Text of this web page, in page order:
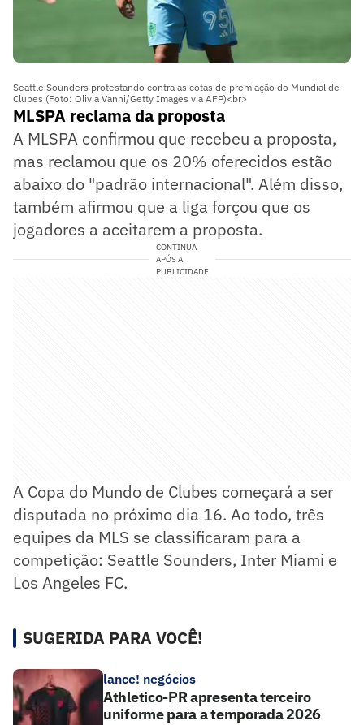
Seattle Sounders protestando contra as cotas de premiação do Mundial de
Clubes (Foto: Olivia Vanni/Getty Images via AFP)<br>
MLSPA reclama da proposta
A MLSPA confirmou que recebeu a proposta,
mas reclamou que os 20% oferecidos estão
abaixo do "padrão internacional". Além disso,
também afirmou que a liga forçou que os
jogadores a aceitarem a proposta.
CONTINUA
APÓS A
PUBLICIDADE
A Copa do Mundo de Clubes começará a ser
disputada no próximo dia 16. Ao todo, três
equipes da MLS se classificaram para a
competição: Seattle Sounders, Inter Miami e
Los Angeles FC.
SUGERIDA PARA VOCÊ!
lance! negócios
Athletico-PR apresenta terceiro
uniforme para a temporada 2026